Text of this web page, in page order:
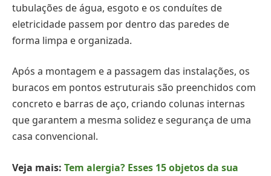
tubulações de água, esgoto e os conduítes de
eletricidade passem por dentro das paredes de
forma limpa e organizada.
Após a montagem e a passagem das instalações, os
buracos em pontos estruturais são preenchidos com
concreto e barras de aço, criando colunas internas
que garantem a mesma solidez e segurança de uma
casa convencional.
Veja mais: Tem alergia? Esses 15 objetos da sua